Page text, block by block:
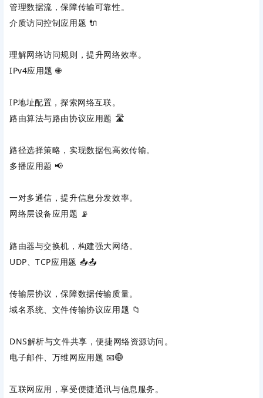
管理数据流，保障传输可靠性。
介质访问控制应用题 ‌ 🔌
理解网络访问规则，提升网络效率。
IPv4应用题 ‌ 🌐
IP地址配置，探索网络互联。
路由算法与路由协议应用题 ‌ 🛣️
路径选择策略，实现数据包高效传输。
多播应用题 ‌ 📢
一对多通信，提升信息分发效率。
网络层设备应用题 ‌ 📡
路由器与交换机，构建强大网络。
UDP、TCP应用题 ‌ 📥📤
传输层协议，保障数据传输质量。
域名系统、文件传输协议应用题 ‌ 📁
DNS解析与文件共享，便捷网络资源访问。
电子邮件、万维网应用题 ‌ 📧🌐
互联网应用，享受便捷通讯与信息服务。